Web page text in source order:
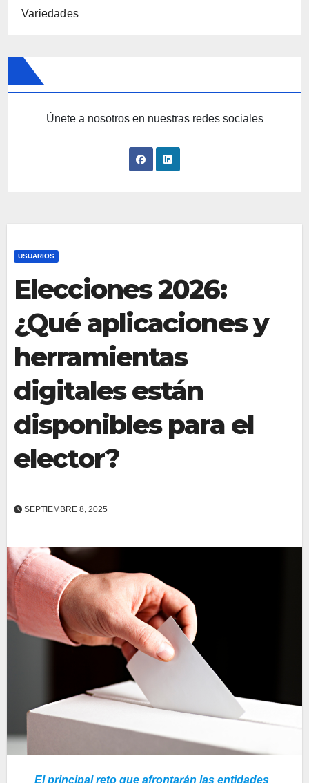
Variedades
Únete a nosotros en nuestras redes sociales
USUARIOS
Elecciones 2026:
¿Qué aplicaciones y
herramientas
digitales están
disponibles para el
elector?
SEPTIEMBRE 8, 2025
El principal reto que afrontarán las entidades